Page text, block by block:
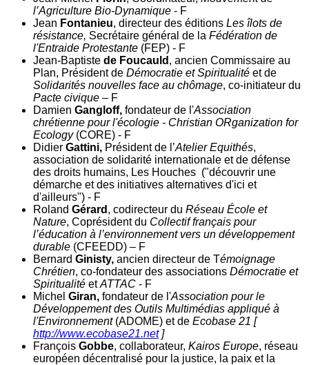
l’Agriculture Bio-Dynamique - F
Jean Fontanieu, directeur des éditions Les îlots de
résistance, Secrétaire général de la Fédération de
l'Entraide Protestante (FEP) - F
Jean-Baptiste de Foucauld , ancien Commissaire au
Plan, Président de Démocratie et Spiritualité et de
Solidarités nouvelles face au chômage, co-initiateur du
Pacte civique – F
Damien Gangloff, fondateur de l'Association
chrétienne pour l'écologie - Christian ORganization for
Ecology (CORE) - F
Didier Gattini, Président de l’Atelier Equithés,
association de solidarité internationale et de défense
des droits humains, Les Houches ("découvrir une
démarche et des initiatives alternatives d'ici et
d'ailleurs") - F
Roland Gérard , codirecteur du Réseau École et
Nature, Coprésident du Collectif français pour
l’éducation à l’environnement vers un développement
durable (CFEEDD) – F
Bernard Ginisty, ancien directeur de Témoignage
Chrétien, co-fondateur des associations Démocratie et
Spiritualité etATTAC - F
Michel Giran, fondateur de l'Association pour le
Développement des Outils Multimédias appliqué à
l'Environnement(ADOME) et de Ecobase 21 [
http://www.ecobase21.net]
François Gobbe, collaborateur, Kairos Europe, réseau
européen décentralisé pour la justice, la paix et la